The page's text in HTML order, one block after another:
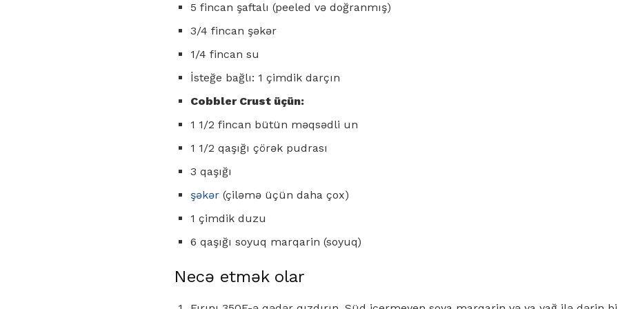
5 fincan şaftalı (peeled və doğranmış)
3/4 fincan şəkər
1/4 fincan su
İsteğe bağlı: 1 çimdik darçın
Cobbler Crust üçün:
1 1/2 fincan bütün məqsədli un
1 1/2 qaşığı çörək pudrası
3 qaşığı
şəkər (çiləmə üçün daha çox)
1 çimdik duzu
6 qaşığı soyuq marqarin (soyuq)
Necə etmək olar